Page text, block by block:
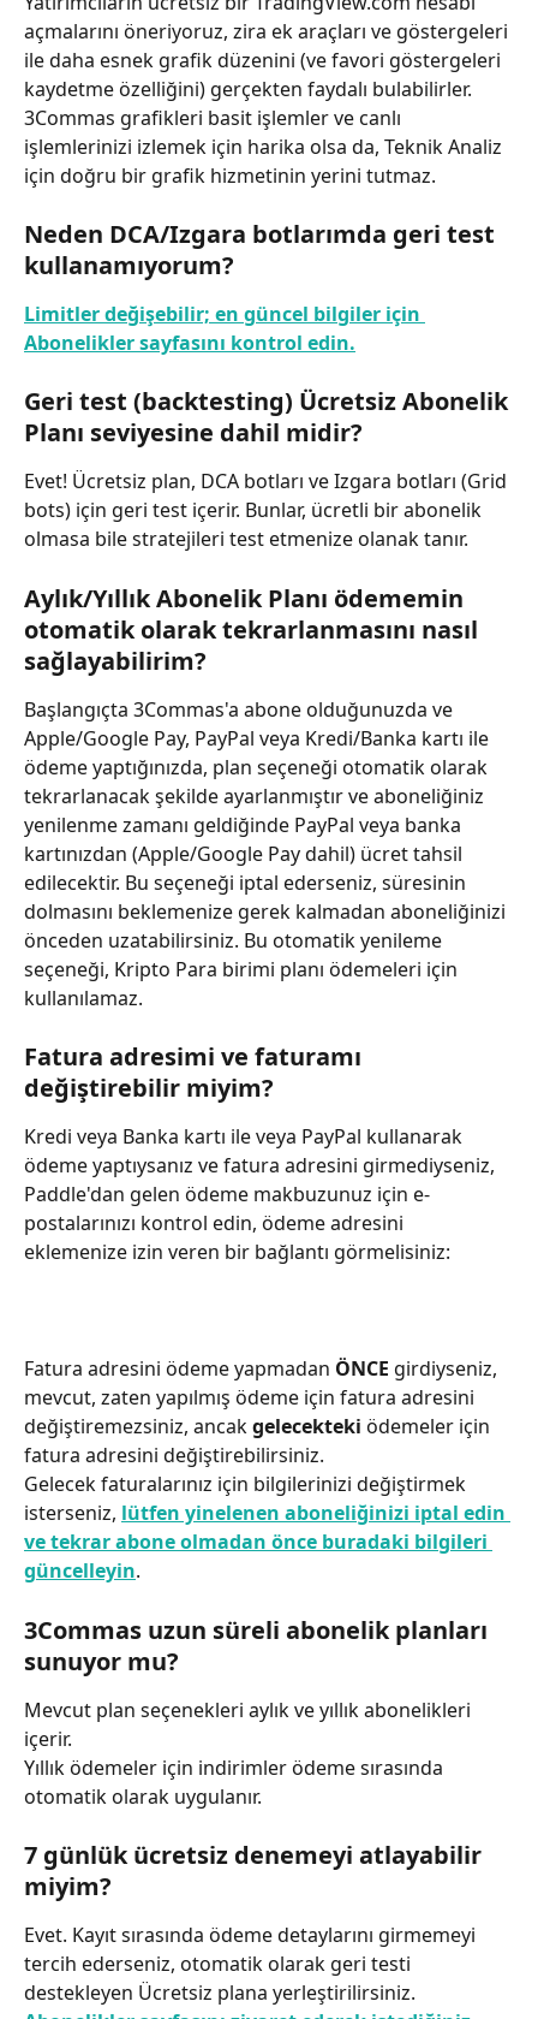
açmalarını öneriyoruz, zira ek araçları ve göstergeleri
ile daha esnek grafik düzenini (ve favori göstergeleri
kaydetme özelliğini) gerçekten faydalı bulabilirler.
3Commas grafikleri basit işlemler ve canlı
işlemlerinizi izlemek için harika olsa da, Teknik Analiz
için doğru bir grafik hizmetinin yerini tutmaz.
Neden DCA/Izgara botlarımda geri test
kullanamıyorum?
Limitler değişebilir; en güncel bilgiler için
Abonelikler sayfasını kontrol edin.
Geri test (backtesting) Ücretsiz Abonelik
Planı seviyesine dahil midir?
Evet! Ücretsiz plan, DCA botları ve Izgara botları (Grid
bots) için geri test içerir. Bunlar, ücretli bir abonelik
olmasa bile stratejileri test etmenize olanak tanır.
Aylık/Yıllık Abonelik Planı ödememin
otomatik olarak tekrarlanmasını nasıl
sağlayabilirim?
Başlangıçta 3Commas'a abone olduğunuzda ve
Apple/Google Pay, PayPal veya Kredi/Banka kartı ile
ödeme yaptığınızda, plan seçeneği otomatik olarak
tekrarlanacak şekilde ayarlanmıştır ve aboneliğiniz
yenilenme zamanı geldiğinde PayPal veya banka
kartınızdan (Apple/Google Pay dahil) ücret tahsil
edilecektir. Bu seçeneği iptal ederseniz, süresinin
dolmasını beklemenize gerek kalmadan aboneliğinizi
önceden uzatabilirsiniz. Bu otomatik yenileme
seçeneği, Kripto Para birimi planı ödemeleri için
kullanılamaz.
Fatura adresimi ve faturamı
değiştirebilir miyim?
Kredi veya Banka kartı ile veya PayPal kullanarak
ödeme yaptıysanız ve fatura adresini girmediyseniz,
Paddle'dan gelen ödeme makbuzunuz için e-
postalarınızı kontrol edin, ödeme adresini
eklemenize izin veren bir bağlantı görmelisiniz:
Fatura adresini ödeme yapmadan ÖNCE girdiyseniz,
mevcut, zaten yapılmış ödeme için fatura adresini
değiştiremezsiniz, ancak gelecekteki ödemeler için
fatura adresini değiştirebilirsiniz.
Gelecek faturalarınız için bilgilerinizi değiştirmek
isterseniz, lütfen yinelenen aboneliğinizi iptal edin
ve tekrar abone olmadan önce buradaki bilgileri
güncelleyin.
3Commas uzun süreli abonelik planları
sunuyor mu?
Mevcut plan seçenekleri aylık ve yıllık abonelikleri
içerir.
Yıllık ödemeler için indirimler ödeme sırasında
otomatik olarak uygulanır.
7 günlük ücretsiz denemeyi atlayabilir
miyim?
Evet. Kayıt sırasında ödeme detaylarını girmemeyi
tercih ederseniz, otomatik olarak geri testi
destekleyen Ücretsiz plana yerleştirilirsiniz.